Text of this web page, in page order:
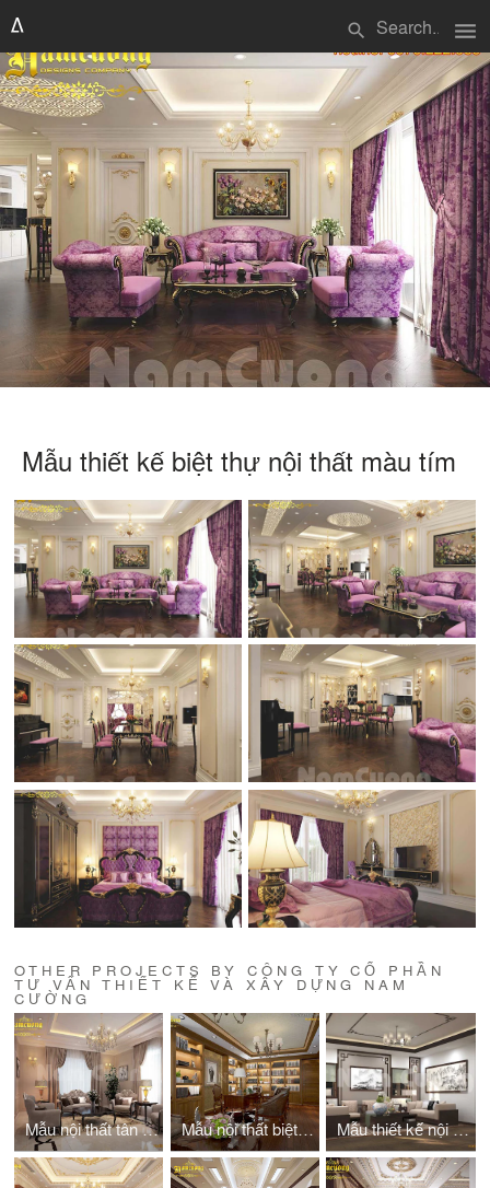
search menu
Mẫu thiết kế biệt thự nội thất màu tím
OTHER PROJECTS BY CÔNG TY CỔ PHẦN
TƯ VẤN THIẾT KẾ VÀ XÂY DỰNG NAM
CƯỜNG
Mẫu nội thất tân cổ điển nhà 3 tầng Mẫu nội thất biệt thự gỗ tự nhiên Mẫu thiết kế nội thất biệt thự đẹp 2 tầng